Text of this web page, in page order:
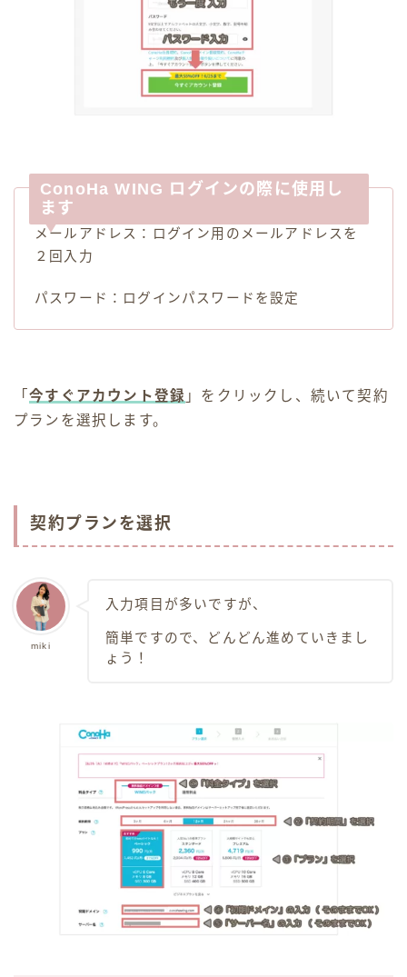
ConoHa WING ログインの際に使用し
ます
メールアドレス：ログイン用のメールアドレスを
２回入力
パスワード：ログインパスワードを設定
「今すぐアカウント登録 」をクリックし、続いて契約
プランを選択します。
契約プランを選択
miki
入力項目が多いですが、
簡単ですので、どんどん進めていきまし
ょう！